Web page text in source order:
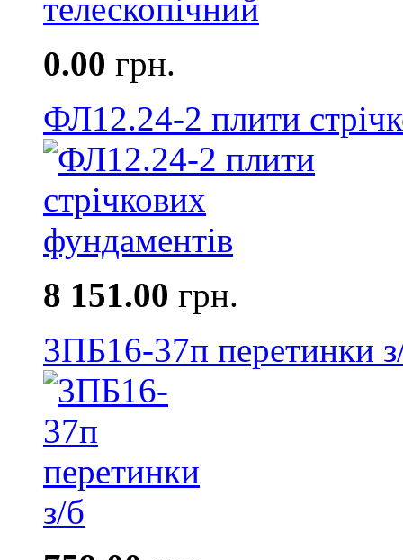
0.00 грн.
ФЛ12.24-2 плити
8 151.00 грн.
3ПБ16-37п перетинки